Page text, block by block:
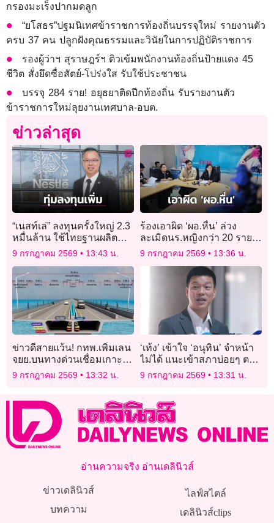
กรองมะเร็งปากมดลูก
“ยโสธร”ปฐมนิเทศข้าราชการท้องถิ่นบรรจุใหม่ รายงานตัว
ครบ 37 คน ปลูกฝังคุณธรรมและวินัยในการปฏิบัติราชการ
รองผู้ว่าฯ สุราษฎร์ฯ ติวเข้มพนักงานท้องถิ่นป้ายแดง 45
ชีวิต สั่งยึดซื่อสัตย์-โปร่งใส รับใช้ประชาชน
บรรจุ 284 ราย! อยุธยาติดปีกท้องถิ่น รับรายงานตัว
ข้าราชการใหม่ลุยงานเทศบาล-อบต.
ข่าวล่าสุด
“เนสท์เล่” ลงทุนครั้งใหญ่ 2.3
หมื่นล้าน ใช้ไทยฐานผลิต
หลักกาแฟเนสท์เล่ส่งตลาด
อาเซียน
9 กรกฎาคม 2569 13:43 น.
ร้องเอาผิด ‘ผอ.หื่น’ ล่วง
ละเมิดนร.หญิงกว่า 20 ราย
สุดรันทด ‘ครู’ รู้เรื่องแต่กลับ
นิ่งเฉย
9 กรกฎาคม 2569 13:36 น.
ข่าวดีสายแว้น! กทพ.เพิ่มเลน
จยย.บนทางด่วนเชื่อมเกาะ
ช้าง งบลงทุนพุ่งทะลุ 2 หมื่น
9 กรกฎาคม 2569 13:32 น.
‘เท้ง’ เข้าใจ ‘อนุทิน’ จำหน้า
ไม่ได้ แนะเข้าสภาบ่อยๆ ตอบ
กระทู้ ทบทวนความจำ
9 กรกฎาคม 2569 13:31 น.
อ่านความจริง อ่านเดลินิวส์
ข่าวเดลินิวส์
บทความ
ไลฟ์สไตล์
เดลินิวส์clips